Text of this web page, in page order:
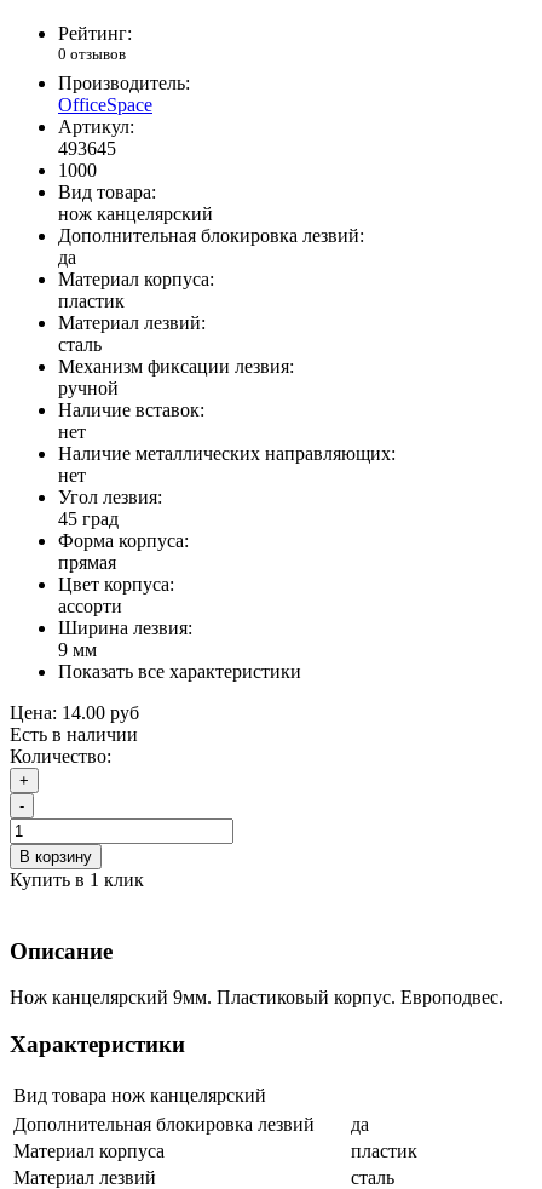
Рейтинг:
0 отзывов
Производитель:
OfficeSpace
Артикул:
493645
1000
Вид товара:
нож канцелярский
Дополнительная блокировка лезвий:
да
Материал корпуса:
пластик
Материал лезвий:
сталь
Механизм фиксации лезвия:
ручной
Наличие вставок:
нет
Наличие металлических направляющих:
нет
Угол лезвия:
45 град
Форма корпуса:
прямая
Цвет корпуса:
ассорти
Ширина лезвия:
9 мм
Показать все характеристики
Цена: 14.00 руб
Есть в наличии
Количество:
+
-
В корзину
Купить в 1 клик
Описание
Нож канцелярский 9мм. Пластиковый корпус. Европодвес.
Характеристики
Вид товара нож канцелярский
Дополнительная блокировка лезвий
да
Материал корпуса
пластик
Материал лезвий
сталь